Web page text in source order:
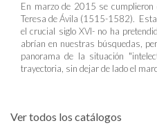
En marzo de 2015 se cumplieron
Teresa de Ávila (1515-1582).
el crucial siglo XVI- no ha
abrían en nuestras búsquedas,
panorama de la situación
trayectoria, sin dejar de lado el
Ver todos los catálogos